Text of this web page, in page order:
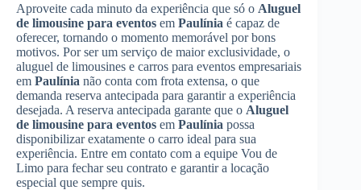
Aproveite cada minuto da experiência que só o Aluguel
de limousine para eventos em Paulínia é capaz de
oferecer, tornando o momento memorável por bons
motivos. Por ser um serviço de maior exclusividade, o
aluguel de limousines e carros para eventos empresariais
em Paulínia não conta com frota extensa, o que
demanda reserva antecipada para garantir a experiência
desejada. A reserva antecipada garante que o Aluguel
de limousine para eventos em Paulínia possa
disponibilizar exatamente o carro ideal para sua
experiência. Entre em contato com a equipe Vou de
Limo para fechar seu contrato e garantir a locação
especial que sempre quis.